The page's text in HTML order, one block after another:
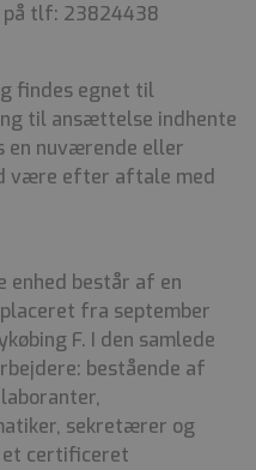
tlf: 23824438
findes egnet til
til ansættelse indhente
en nuværende eller
være efter aftale med
enhed består af en
fra september
F. I den samlede
bestående af
sekretærer og
et certificeret